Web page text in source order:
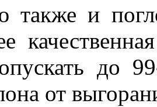
также и
до
от